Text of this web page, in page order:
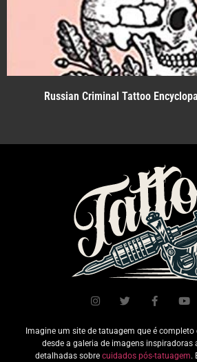
Russian Criminal Tattoo
Imagine um site de tatuagem que é
desde a galeria de imagens inspiradoras
detalhadas sobre cuidados pós-tatuagem.